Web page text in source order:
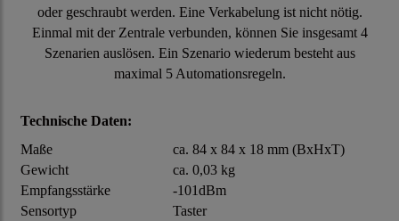
oder geschraubt werden. Eine Verkabelung ist nicht nötig.
Einmal mit der Zentrale verbunden, können Sie insgesamt 4
Szenarien auslösen. Ein Szenario wiederum besteht aus
maximal 5 Automationsregeln.
Technische Daten:
Maße
ca. 84 x 84 x 18 mm (BxHxT)
Gewicht
ca. 0,03 kg
Empfangsstärke
-101dBm
Sensortyp
Taster